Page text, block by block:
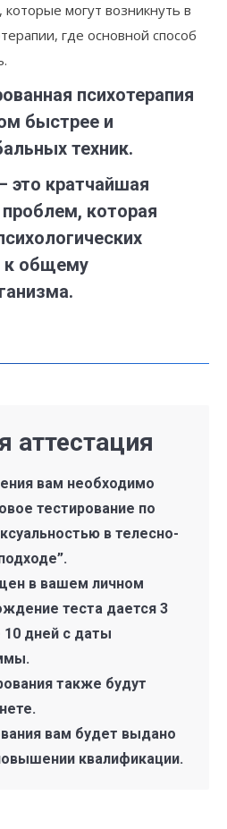
могут возникнуть в
где основной способ
психотерапия
быстрее и
техник.
это кратчайшая
которая
к общему
аттестация
вам необходимо
тестирование по
в телесно-
в вашем личном
теста дается 3
10 дней с даты
также будут
вам будет выдано
квалификации.